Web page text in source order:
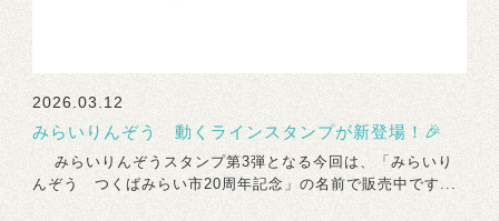
2026.03.12
みらいりんぞう 動くラインスタンプが新登場！🎉
みらいりんぞうスタンプ第3弾となる今回は、「みらいり
んぞう つくばみらい市20周年記念」の名前で販売中です...